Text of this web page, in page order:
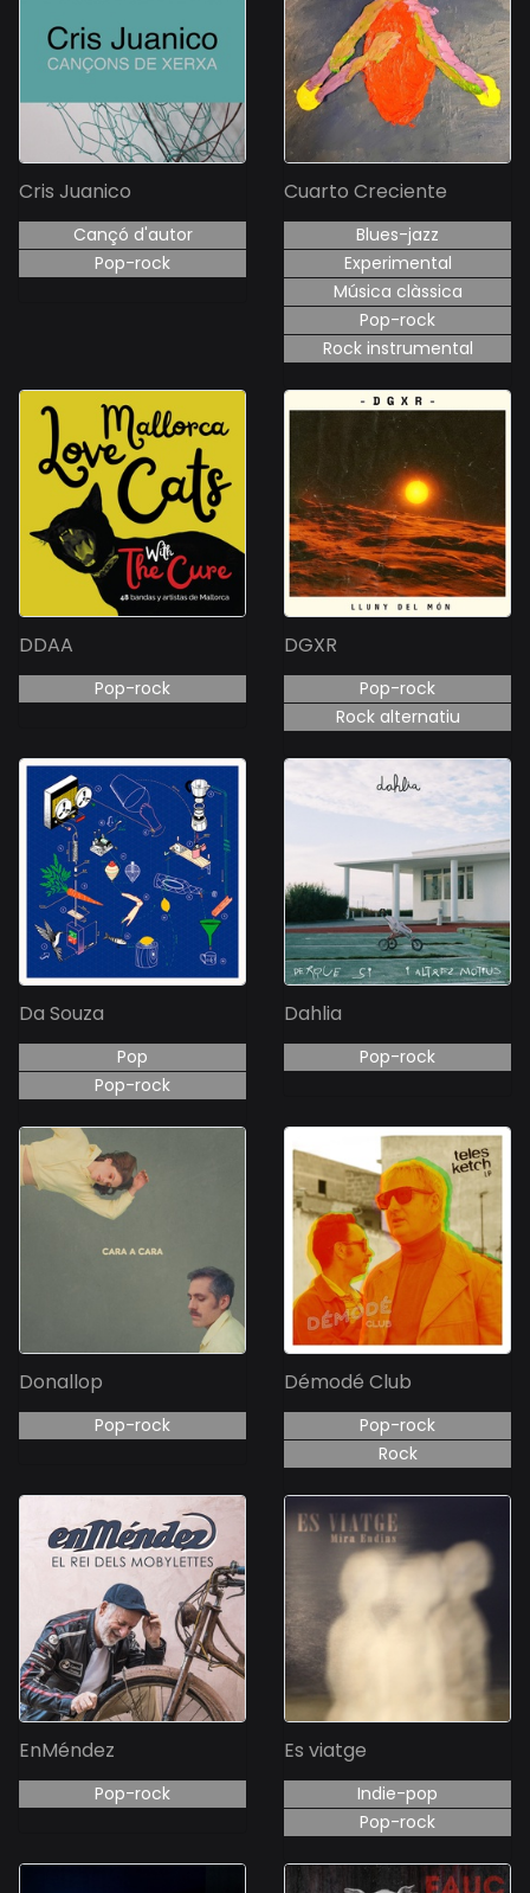
Cris Juanico
Cançó d'autor
Pop-rock
Cuarto Creciente
Blues-jazz
Experimental
Música clàssica
Pop-rock
Rock instrumental
DDAA
Pop-rock
DGXR
Pop-rock
Rock alternatiu
Da Souza
Pop
Pop-rock
Dahlia
Pop-rock
Donallop
Pop-rock
Démodé Club
Pop-rock
Rock
EnMéndez
Pop-rock
Es viatge
Indie-pop
Pop-rock